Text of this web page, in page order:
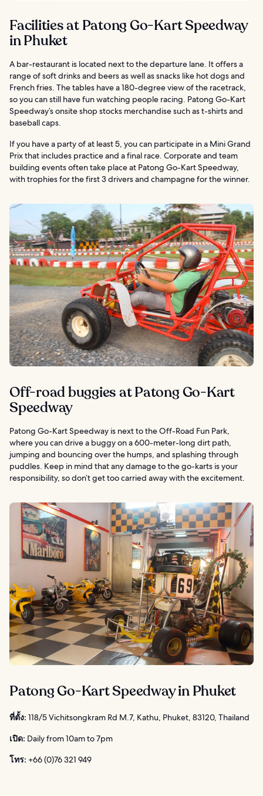
Facilities at Patong Go-Kart Speedway
in Phuket
A bar-restaurant is located next to the departure lane. It offers a
range of soft drinks and beers as well as snacks like hot dogs and
French fries. The tables have a 180-degree view of the racetrack,
so you can still have fun watching people racing. Patong Go-Kart
Speedway’s onsite shop stocks merchandise such as t-shirts and
baseball caps.
If you have a party of at least 5, you can participate in a Mini Grand
Prix that includes practice and a final race. Corporate and team
building events often take place at Patong Go-Kart Speedway,
with trophies for the first 3 drivers and champagne for the winner.
Off-road buggies at Patong Go-Kart
Speedway
Patong Go-Kart Speedway is next to the Off-Road Fun Park,
where you can drive a buggy on a 600-meter-long dirt path,
jumping and bouncing over the humps, and splashing through
puddles. Keep in mind that any damage to the go-karts is your
responsibility, so don’t get too carried away with the excitement.
Patong Go-Kart Speedway in Phuket
ที่ตั้ง: 118/5 Vichitsongkram Rd M.7, Kathu, Phuket, 83120, Thailand
เปิด: Daily from 10am to 7pm
โทร: +66 (0)76 321 949